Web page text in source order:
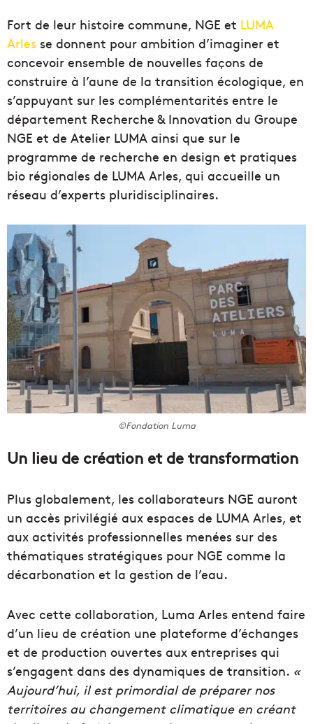
Fort de leur histoire commune, NGE et LUMA
Arles se donnent pour ambition d’imaginer et
concevoir ensemble de nouvelles façons de
construire à l’aune de la transition écologique, en
s’appuyant sur les complémentarités entre le
département Recherche & Innovation du Groupe
NGE et de Atelier LUMA ainsi que sur le
programme de recherche en design et pratiques
bio régionales de LUMA Arles, qui accueille un
réseau d’experts pluridisciplinaires.
©Fondation Luma
Un lieu de création et de transformation
Plus globalement, les collaborateurs NGE auront
un accès privilégié aux espaces de LUMA Arles, et
aux activités professionnelles menées sur des
thématiques stratégiques pour NGE comme la
décarbonation et la gestion de l’eau.
Avec cette collaboration, Luma Arles entend faire
d’un lieu de création une plateforme d’échanges
et de production ouvertes aux entreprises qui
s’engagent dans des dynamiques de transition. «
Aujourd’hui, il est primordial de préparer nos
territoires au changement climatique en créant